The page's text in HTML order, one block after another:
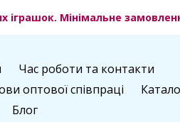
Мінімальне
Час роботи та контакти
оптової співпраці
Блог